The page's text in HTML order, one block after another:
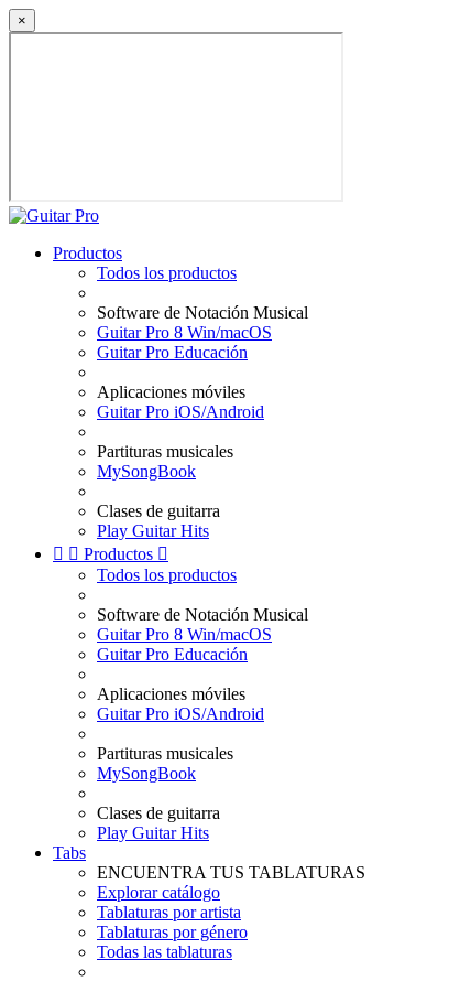
×
Productos
Todos los productos
Software de Notación Musical
Guitar Pro 8 Win/macOS
Guitar Pro Educación
Aplicaciones móviles
Guitar Pro iOS/Android
Partituras musicales
MySongBook
Clases de guitarra
Play Guitar Hits
  Productos 
Todos los productos
Software de Notación Musical
Guitar Pro 8 Win/macOS
Guitar Pro Educación
Aplicaciones móviles
Guitar Pro iOS/Android
Partituras musicales
MySongBook
Clases de guitarra
Play Guitar Hits
Tabs
ENCUENTRA TUS TABLATURAS
Explorar catálogo
Tablaturas por artista
Tablaturas por género
Todas las tablaturas